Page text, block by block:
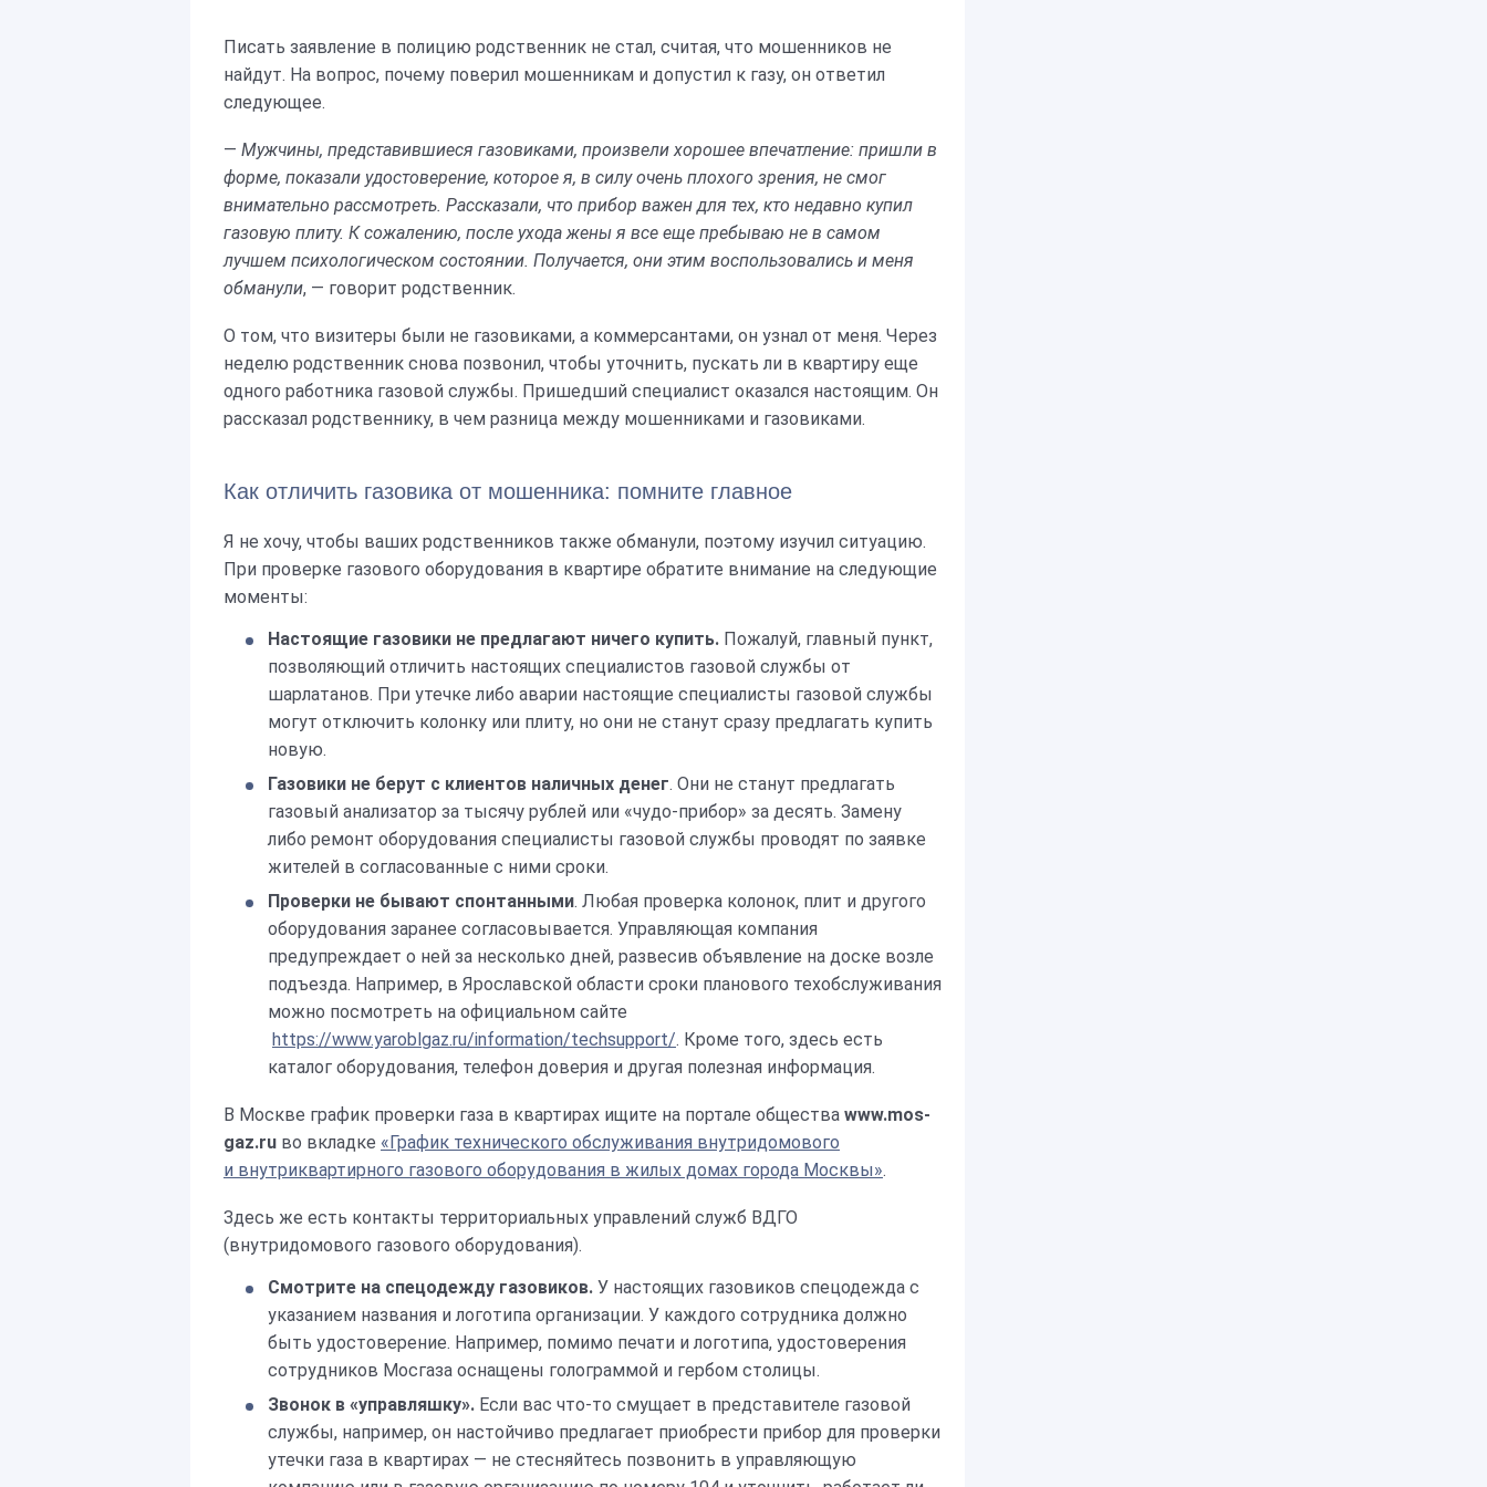
Писать заявление в полицию родственник не стал, считая, что мошенников не
найдут. На вопрос, почему поверил мошенникам и допустил к газу, он ответил
следующее.
— Мужчины, представившиеся газовиками, произвели хорошее впечатление: пришли в
форме, показали удостоверение, которое я, в силу очень плохого зрения, не смог
внимательно рассмотреть. Рассказали, что прибор важен для тех, кто недавно купил
газовую плиту. К сожалению, после ухода жены я все еще пребываю не в самом
лучшем психологическом состоянии. Получается, они этим воспользовались и меня
обманули, — говорит родственник.
О том, что визитеры были не газовиками, а коммерсантами, он узнал от меня. Через
неделю родственник снова позвонил, чтобы уточнить, пускать ли в квартиру еще
одного работника газовой службы. Пришедший специалист оказался настоящим. Он
рассказал родственнику, в чем разница между мошенниками и газовиками.
Как отличить газовика от мошенника: помните главное
Я не хочу, чтобы ваших родственников также обманули, поэтому изучил ситуацию.
При проверке газового оборудования в квартире обратите внимание на следующие
моменты:
Настоящие газовики не предлагают ничего купить. Пожалуй, главный пункт,
позволяющий отличить настоящих специалистов газовой службы от
шарлатанов. При утечке либо аварии настоящие специалисты газовой службы
могут отключить колонку или плиту, но они не станут сразу предлагать купить
новую.
Газовики не берут с клиентов наличных денег. Они не станут предлагать
газовый анализатор за тысячу рублей или «чудо-прибор» за десять. Замену
либо ремонт оборудования специалисты газовой службы проводят по заявке
жителей в согласованные с ними сроки.
Проверки не бывают спонтанными. Любая проверка колонок, плит и другого
оборудования заранее согласовывается. Управляющая компания
предупреждает о ней за несколько дней, развесив объявление на доске возле
подъезда. Например, в Ярославской области сроки планового техобслуживания
можно посмотреть на официальном сайте
https://www.yaroblgaz.ru/information/techsupport/. Кроме того, здесь есть
каталог оборудования, телефон доверия и другая полезная информация.
В Москве график проверки газа в квартирах ищите на портале общества www.mos-
gaz.ru во вкладке «График технического обслуживания внутридомового
и внутриквартирного газового оборудования в жилых домах города Москвы».
Здесь же есть контакты территориальных управлений служб ВДГО
(внутридомового газового оборудования).
Смотрите на спецодежду газовиков. У настоящих газовиков спецодежда с
указанием названия и логотипа организации. У каждого сотрудника должно
быть удостоверение. Например, помимо печати и логотипа, удостоверения
сотрудников Мосгаза оснащены голограммой и гербом столицы.
Звонок в «управляшку». Если вас что-то смущает в представителе газовой
службы, например, он настойчиво предлагает приобрести прибор для проверки
утечки газа в квартирах — не стесняйтесь позвонить в управляющую